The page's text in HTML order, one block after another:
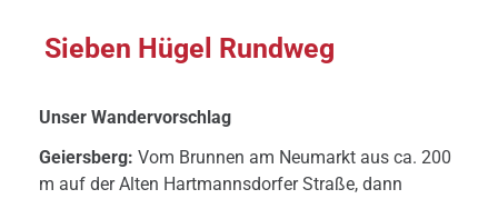
Sieben Hügel Rundweg
Unser Wandervorschlag
Geiersberg: Vom Brunnen am Neumarkt aus ca. 200
m auf der Alten Hartmannsdorfer Straße, dann